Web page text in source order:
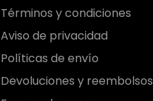
Términos y condiciones
Aviso de privacidad
Políticas de envío
Devoluciones y reembolsos